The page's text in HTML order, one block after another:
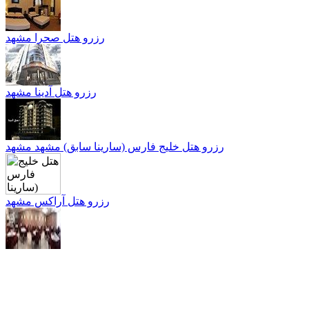
رزرو هتل صحرا مشهد
رزرو هتل آدينا مشهد
رزرو هتل خليج فارس (سارينا سابق) مشهد مشهد
رزرو هتل آراکس مشهد